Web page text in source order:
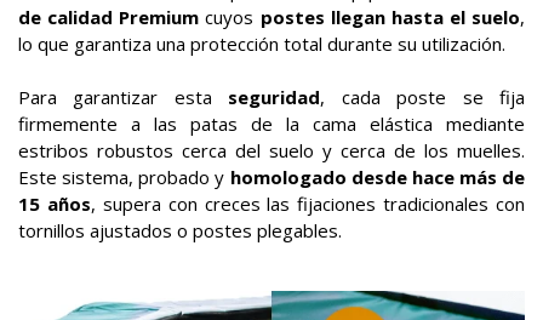
de calidad Premium cuyos postes llegan hasta el suelo,
lo que garantiza una protección total durante su utilización.
Para garantizar esta seguridad, cada poste se fija
firmemente a las patas de la cama elástica mediante
estribos robustos cerca del suelo y cerca de los muelles.
Este sistema, probado y homologado desde hace más de
15 años, supera con creces las fijaciones tradicionales con
tornillos ajustados o postes plegables.